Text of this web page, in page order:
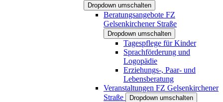
Dropdown umschalten
Beratungsangebote FZ
Gelsenkirchener Straße
Dropdown umschalten
Tagespflege für Kinder
Sprachförderung und
Logopädie
Erziehungs-, Paar- und
Lebensberatung
Veranstaltungen FZ Gelsenkirchener
Straße
Dropdown umschalten